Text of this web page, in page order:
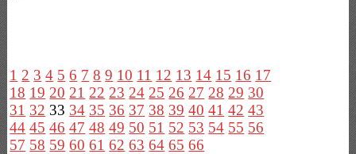
1 2 3 4 5 6 7 8 9 10 11 12 13 14 15 16 17
18 19 20 21 22 23 24 25 26 27 28 29 30
31 32 33 34 35 36 37 38 39 40 41 42 43
44 45 46 47 48 49 50 51 52 53 54 55 56
57 58 59 60 61 62 63 64 65 66